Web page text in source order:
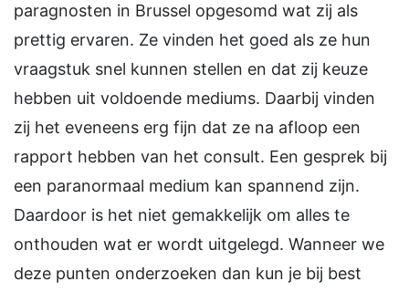
paragnosten in Brussel opgesomd wat zij als
prettig ervaren. Ze vinden het goed als ze hun
vraagstuk snel kunnen stellen en dat zij keuze
hebben uit voldoende mediums. Daarbij vinden
zij het eveneens erg fijn dat ze na afloop een
rapport hebben van het consult. Een gesprek bij
een paranormaal medium kan spannend zijn.
Daardoor is het niet gemakkelijk om alles te
onthouden wat er wordt uitgelegd. Wanneer we
deze punten onderzoeken dan kun je bij best